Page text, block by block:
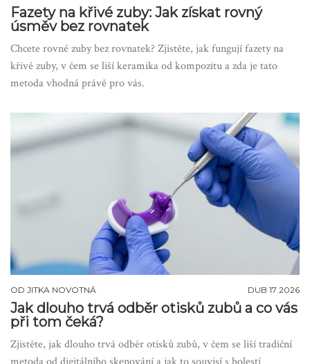
Fazety na křivé zuby: Jak získat rovný
úsměv bez rovnatek
Chcete rovné zuby bez rovnatek? Zjistěte, jak fungují fazety na
křivé zuby, v čem se liší keramika od kompozitu a zda je tato
metoda vhodná právě pro vás.
OD JITKA NOVOTNÁ DUB 17 2026
Jak dlouho trvá odběr otisků zubů a co vás
při tom čeká?
Zjistěte, jak dlouho trvá odběr otisků zubů, v čem se liší tradiční